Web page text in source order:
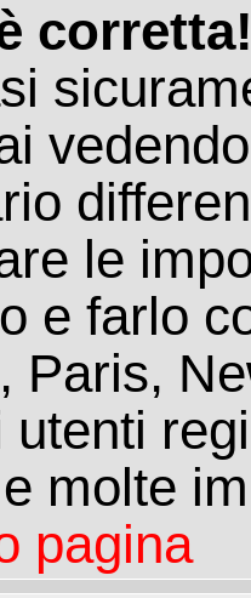
le
e farlo
Paris,
utenti
molte
pagina